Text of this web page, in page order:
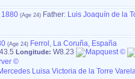
1880 Father: Luis Joaquín de la
Ferrol, La Coruña, España
Longitude: W8.23
Luisa Victoria de la Torre